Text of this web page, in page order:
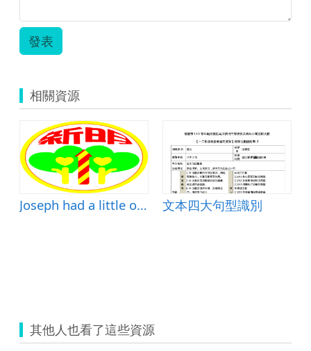
(筠
發表
相關資源
Joseph had a little overcoat 文本四大句型識別
其他人也看了這些資源